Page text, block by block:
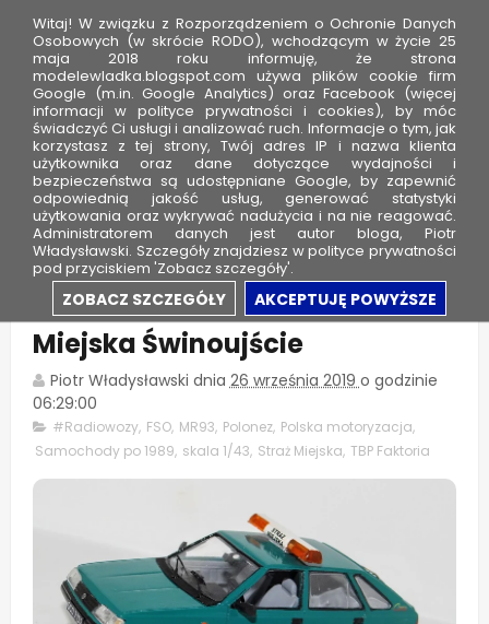
a
FSO Polonez Caro MR93 - Straż
Miejska Świnoujście
Piotr Władysławski dnia 26 września 2019 o godzinie
06:29:00
#Radiowozy, FSO, MR93, Polonez, Polska motoryzacja,
Samochody po 1989, skala 1/43, Straż Miejska, TBP Faktoria
Witaj! W związku z Rozporządzeniem o Ochronie Danych
Osobowych (w skrócie RODO), wchodzącym w życie 25
maja 2018 roku informuję, że strona
modelewladka.blogspot.com używa plików cookie firm
Google (m.in. Google Analytics) oraz Facebook (więcej
informacji w polityce prywatności i cookies), by móc
świadczyć Ci usługi i analizować ruch. Informacje o tym, jak
korzystasz z tej strony, Twój adres IP i nazwa klienta
użytkownika oraz dane dotyczące wydajności i
bezpieczeństwa są udostępniane Google, by zapewnić
odpowiednią jakość usług, generować statystyki
użytkowania oraz wykrywać nadużycia i na nie reagować.
Administratorem danych jest autor bloga, Piotr
Władysławski. Szczegóły znajdziesz w polityce prywatności
pod przyciskiem 'Zobacz szczegóły'.
ZOBACZ SZCZEGÓŁY AKCEPTUJĘ POWYŻSZE